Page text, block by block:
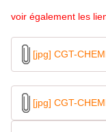
voir également les
[jpg] CGT-
[jpg] CGT-